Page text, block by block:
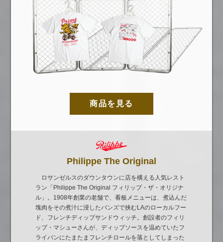
商品を見る
Philippe The Original
ロサンゼルスのダウンタウンに店を構える人気レスト
ラン「Philippe The Original フィリップ・ザ・オリジナ
ル」。1908年創業の老舗で、看板メニューは、煮込んだ
塊肉をその煮汁に浸したバンズで挟むLAのローカルフー
ド、フレンチディップサンドウィッチ。創設者のフィリ
ップ・マシューさんが、ディップソースを温めていたフ
ライパンにたまたまフレンチロールを落としてしまった